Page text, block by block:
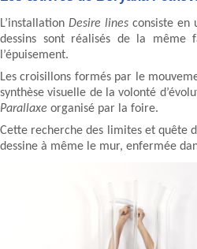
L’installation Desire lines consiste en
dessins sont réalisés de la même
l’épuisement.
Les croisillons formés par le
synthèse visuelle de la volonté
Parallaxe organisé par la foire.
Cette recherche des limites et quête
dessine à même le mur, enfermée